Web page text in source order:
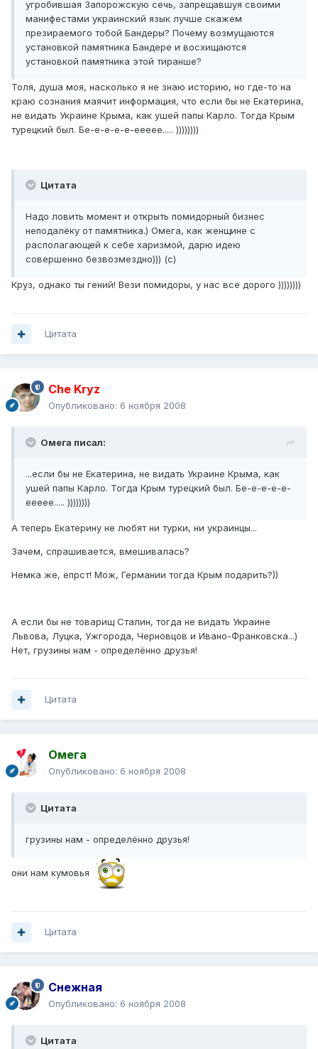
угробившая Запорожскую сечь, запрещавшуя своими
манифестами украинский язык лучше скажем
презираемого тобой Бандеры? Почему возмущаются
установкой памятника Бандере и восхищаются
установкой памятника этой тиранше?
Толя, душа моя, насколько я не знаю историю, но где-то на
краю сознания маячит информация, что если бы не Екатерина,
не видать Украине Крыма, как ушей папы Карло. Тогда Крым
турецкий был. Бе-е-е-е-е-еееее..... ))))))))
Цитата
Надо ловить момент и открыть помидорный бизнес
неподалёку от памятника.) Омега, как женщине с
располагающей к себе харизмой, дарю идею
совершенно безвозмездно))) (с)
Круз, однако ты гений! Вези помидоры, у нас все дорого ))))))))
Цитата
Che Kryz
Опубликовано: 6 ноября 2008
Омега писал:
...если бы не Екатерина, не видать Украине Крыма, как
ушей папы Карло. Тогда Крым турецкий был. Бе-е-е-е-е-
еееее..... ))))))))
А теперь Екатерину не любят ни турки, ни украинцы...
Зачем, спрашивается, вмешивалась?
Немка же, ёпрст! Мож, Германии тогда Крым подарить?))
А если бы не товарищ Сталин, тогда не видать Украине
Львова, Луцка, Ужгорода, Черновцов и Ивано-Франковска...)
Нет, грузины нам - определённо друзья!
Цитата
Омега
Опубликовано: 6 ноября 2008
Цитата
грузины нам - определённо друзья!
они нам кумовья
Цитата
Снежная
Опубликовано: 6 ноября 2008
Цитата